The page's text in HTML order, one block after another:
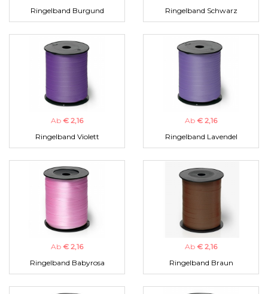
Ringelband Burgund
Ringelband Schwarz
Ab € 2,16
Ringelband Violett
Ab € 2,16
Ringelband Lavendel
Ab € 2,16
Ringelband Babyrosa
Ab € 2,16
Ringelband Braun